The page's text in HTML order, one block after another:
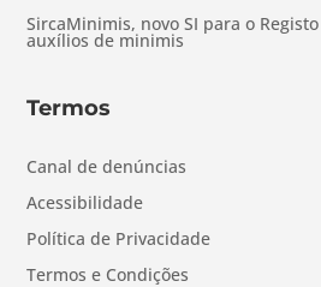
SircaMinimis, novo SI para o
auxílios de minimis
Termos
Canal de denúncias
Acessibilidade
Política de Privacidade
Termos e Condições